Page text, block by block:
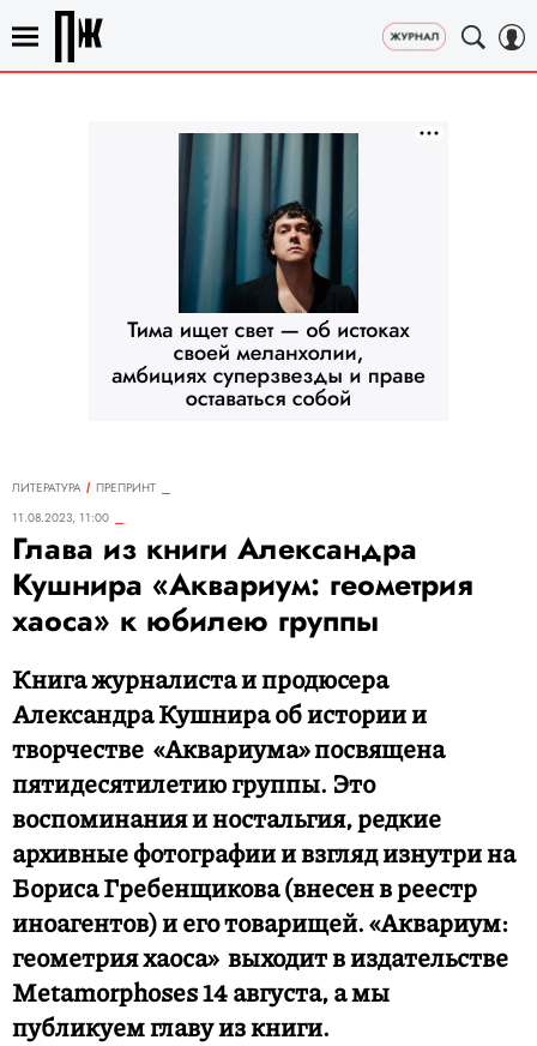
ЛИТЕРАТУРА
ПРЕПРИНТ
11.08.2023, 11:00
Глава из книги Александра
Кушнира «Аквариум: геометрия
хаоса» к юбилею группы
Книга журналиста и продюсера
Александра Кушнира об истории и
творчестве «Аквариума» посвящена
пятидесятилетию группы. Это
воспоминания и ностальгия, редкие
архивные фотографии и взгляд изнутри на
Бориса Гребенщикова (внесен в реестр
иноагентов) и его товарищей. «Аквариум:
геометрия хаоса» выходит в издательстве
Metamorphoses 14 августа, а мы
публикуем главу из книги.